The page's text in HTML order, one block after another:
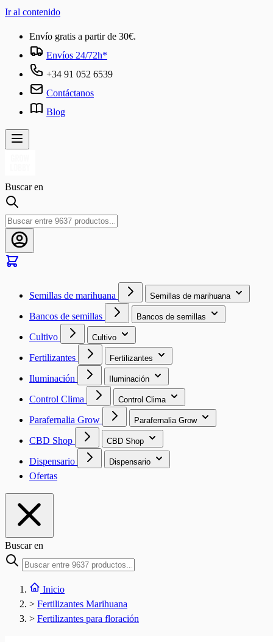
Ir al contenido
Envío gratis a partir de 30€.
Envíos 24/72h*
+34 91 052 6539
Contáctanos
Blog
Buscar en
Semillas de marihuana Semillas de marihuana
Bancos de semillas Bancos de semillas
Cultivo Cultivo
Fertilizantes Fertilizantes
Iluminación Iluminación
Control Clima Control Clima
Parafernalia Grow Parafernalia Grow
CBD Shop CBD Shop
Dispensario Dispensario
Ofertas
Buscar en
Inicio
> Fertilizantes Marihuana
> Fertilizantes para floración